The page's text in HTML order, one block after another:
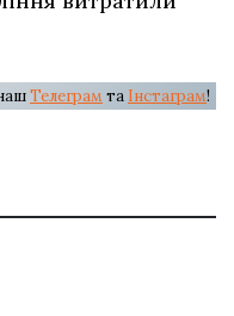
Телеграм та Інстаграм!